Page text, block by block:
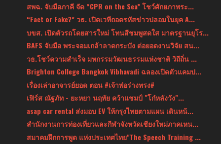
สพฉ. จับมือภาคี จัด “CPR on the Sea” โชว์ศักยภาพระ...
“Fact or Fake?” วธ. เปิดเวทีถอดรหัสข่าวปลอมในยุค A...
บขส. เปิดตัวรถโดยสารใหม่ โทนสีชมพูสดใส มาตรฐานยุโร...
BAFS จับมือ พระจอมเกล้าลาดกระบัง ต่อยอดงานวิจัย สน...
วธ.โชว์ความสำเร็จ มหกรรมวัฒนธรรมแห่งชาติ วิถีถิ่น ...
Brighton College Bangkok Vibhavadi ฉลองเปิดตัวแคมป...
เรื่องเล่าอาจารย์ยอด ตอน #เจ้าพ่อร่างทรง#
เฟิร์ส ณัฐภัท - ยะหยา นฤทัย คว้าแชมป์ "โก๋หลังวัง"...
asap car rental ส่งมอบ EV ให้กรุงไทยตามแผน เดินหน้...
สำนักงานการท่องเที่ยวและกีฬาจังหวัดเชียงใหม่ภาคเหน...
สมาคมฝึกการพูด แห่งประเทศไทย"The Speech Training ...